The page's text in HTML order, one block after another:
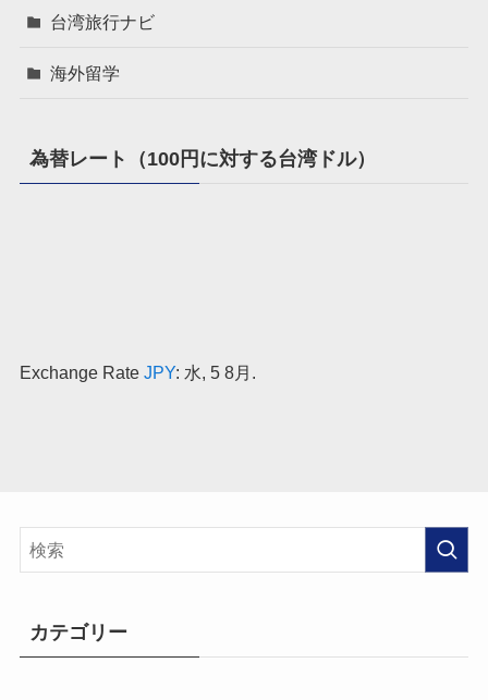
台湾旅行ナビ
海外留学
為替レート（100円に対する台湾ドル）
Exchange Rate JPY: 水, 5 8月.
カテゴリー